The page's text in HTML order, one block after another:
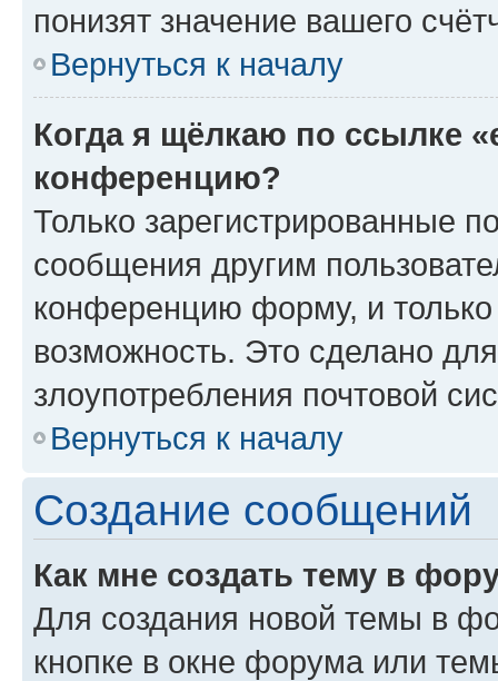
понизят значение вашего
Вернуться к началу
Когда я щёлкаю по ссылке
конференцию?
Только зарегистрированные
сообщения другим
конференцию форму, и
возможность. Это сделано
злоупотребления почтовой
Вернуться к началу
Создание сообщений
Как мне создать тему в
Для создания новой темы в
кнопке в окне форума или